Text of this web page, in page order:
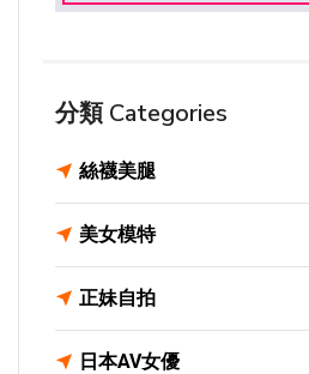
分類 Categories
絲襪美腿
美女模特
正妹自拍
日本AV女優